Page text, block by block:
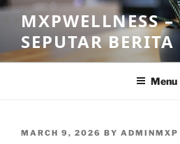
Skip
content
MXPWELLNESS
SEPUTAR
Menu
POSTED
MARCH 9, 2026 BY ADMINMXP